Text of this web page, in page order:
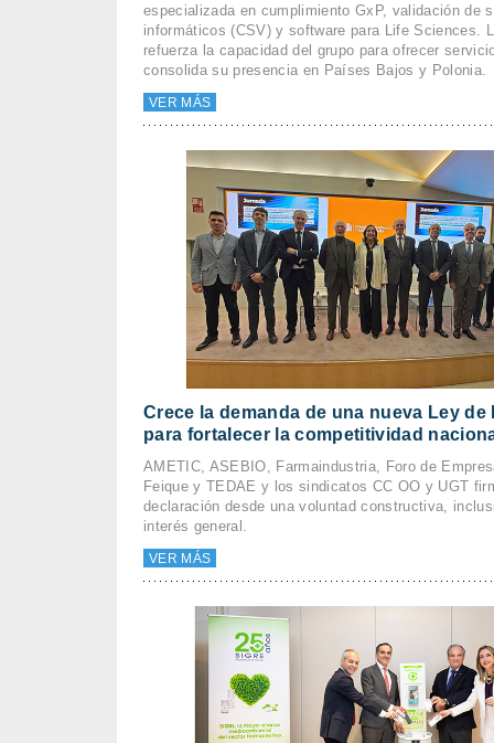
especializada en cumplimiento GxP, validación de
informáticos (CSV) y software para Life Sciences.
refuerza la capacidad del grupo para ofrecer
consolida su presencia en Países Bajos y Polonia.
VER MÁS
Crece la demanda de una nueva Ley de
para fortalecer la competitividad
AMETIC, ASEBIO, Farmaindustria, Foro de
Feique y TEDAE y los sindicatos CC OO y UGT
declaración desde una voluntad constructiva,
interés general.
VER MÁS